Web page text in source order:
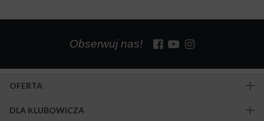
Obserwuj nas!
OFERTA
DLA KLUBOWICZA